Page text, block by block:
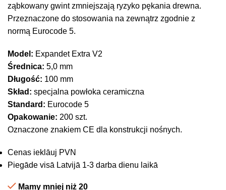
ząbkowany gwint zmniejszają ryzyko pękania drewna.
Przeznaczone do stosowania na zewnątrz zgodnie z
normą Eurocode 5.
Model: Expandet Extra V2
Średnica: 5,0 mm
Długość: 100 mm
Skład: specjalna powłoka ceramiczna
Standard: Eurocode 5
Opakowanie: 200 szt.
Oznaczone znakiem CE dla konstrukcji nośnych.
Cenas ieklāuj PVN
Piegāde visā Latvijā 1-3 darba dienu laikā
Mamy mniej niż 20